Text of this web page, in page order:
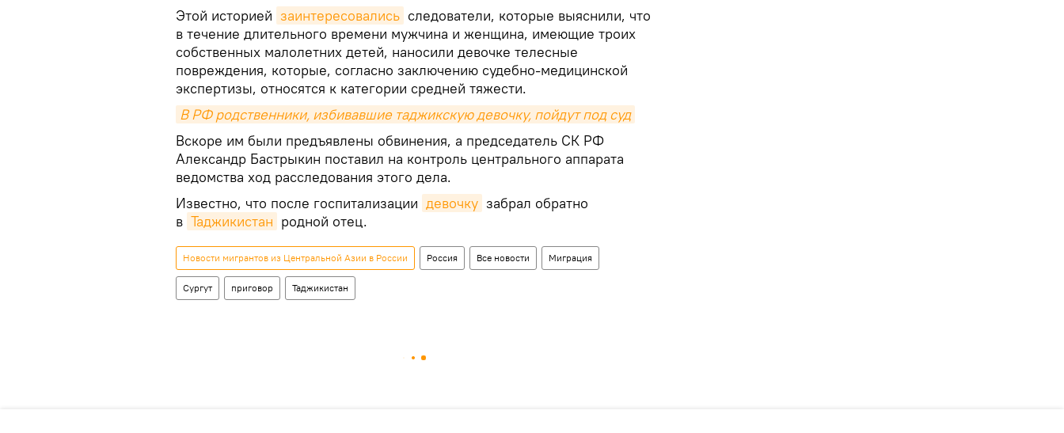
Этой историей заинтересовались следователи, которые выяснили, что
в течение длительного времени мужчина и женщина, имеющие троих
собственных малолетних детей, наносили девочке телесные
повреждения, которые, согласно заключению судебно-медицинской
экспертизы, относятся к категории средней тяжести.
В РФ родственники, избивавшие таджикскую девочку, пойдут под суд
Вскоре им были предъявлены обвинения, а председатель СК РФ
Александр Бастрыкин поставил на контроль центрального аппарата
ведомства ход расследования этого дела.
Известно, что после госпитализации девочку забрал обратно
в Таджикистан родной отец.
Новости мигрантов из Центральной Азии в России Россия Все новости Миграция
Сургут приговор Таджикистан